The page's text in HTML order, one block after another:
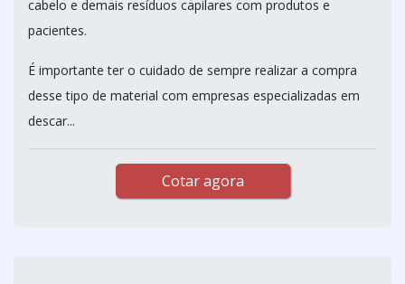
cabelo e demais resíduos capilares com produtos e
pacientes.
É importante ter o cuidado de sempre realizar a compra
desse tipo de material com empresas especializadas em
descar...
Cotar agora